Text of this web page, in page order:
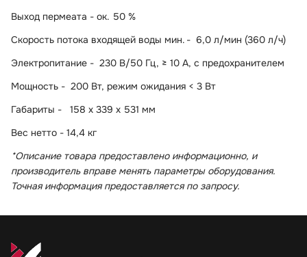
Выход пермеата - ок. 50 %
Скорость потока входящей воды мин. - 6,0 л/мин (360 л/ч)
Электропитание - 230 В/50 Гц, ≥ 10 A, с предохранителем
Мощность - 200 Вт, режим ожидания < 3 Вт
Габариты - 158 x 339 x 531 мм
Вес нетто - 14,4 кг
*Описание товара предоставлено информационно, и
производитель вправе менять параметры оборудования.
Точная информация предоставляется по запросу.